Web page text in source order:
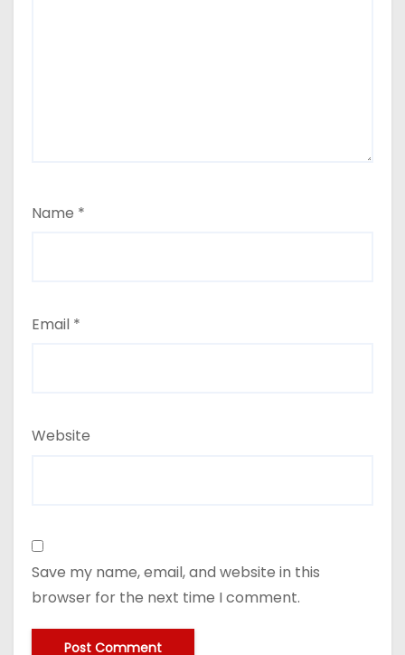
Name *
Email *
Website
Save my name, email, and website in this
browser for the next time I comment.